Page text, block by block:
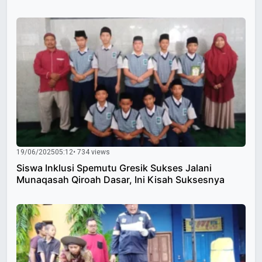
19/06/202505:12• 734 views
Siswa Inklusi Spemutu Gresik Sukses Jalani
Munaqasah Qiroah Dasar, Ini Kisah Suksesnya